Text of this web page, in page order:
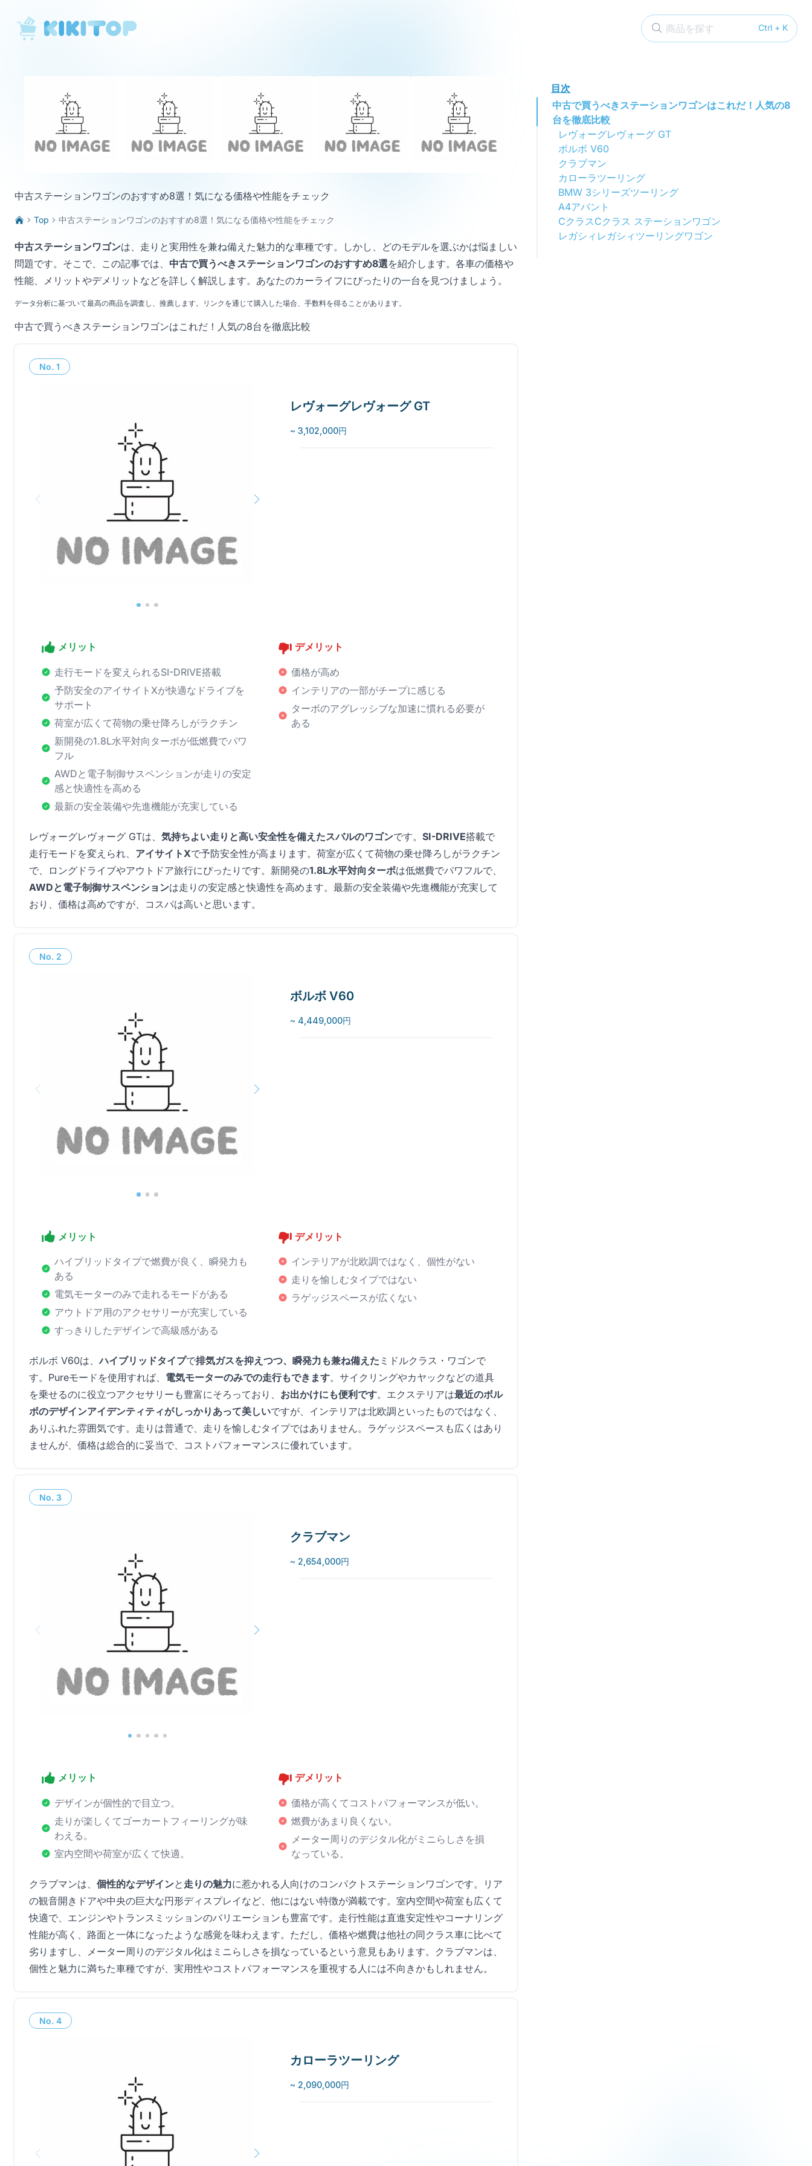
KikiTop Ctrl + K
商品を探す
中古ステーションワゴンのおすすめ8選！気になる価格や性能をチェック
Top 中古ステーションワゴンのおすすめ8選！気になる価格や性能をチェック
中古ステーションワゴンは、走りと実用性を兼ね備えた魅力的な車種です。しかし、どのモデルを選ぶかは悩ましい
問題です。そこで、この記事では、 中古で買うべきステーションワゴンのおすすめ8選を紹介します。各車の価格や
性能、メリットやデメリットなどを詳しく解説します。あなたのカーライフにぴったりの一台を見つけましょう。
データ分析に基づいて最高の商品を調査し、推薦します。リンクを通じて購入した場合、手数料を得ることがあります。
中古で買うべきステーションワゴンはこれだ！人気の8台を徹底比較
No. 1
レヴォーグレヴォーグ GT
~ 3,102,000円
メリット
走行モードを変えられるSI-DRIVE搭載
予防安全のアイサイトXが快適なドライブを
サポート
荷室が広くて荷物の乗せ降ろしがラクチン
新開発の1.8L水平対向ターボが低燃費でパワ
フル
AWDと電子制御サスペンションが走りの安定
感と快適性を高める
最新の安全装備や先進機能が充実している
デメリット
価格が高め
インテリアの一部がチープに感じる
ターボのアグレッシブな加速に慣れる必要が
ある
レヴォーグレヴォーグ GTは、 気持ちよい走りと高い安全性を備えたスバルのワゴンです。 SI-DRIVE搭載で
走行モードを変えられ、 アイサイトXで予防安全性が高まります。荷室が広くて荷物の乗せ降ろしがラクチン
で、ロングドライブやアウトドア旅行にぴったりです。新開発の1.8L水平対向ターボは低燃費でパワフルで、
AWDと電子制御サスペンションは走りの安定感と快適性を高めます。最新の安全装備や先進機能が充実して
おり、価格は高めですが、コスパは高いと思います。
No. 2
ボルボ V60
~ 4,449,000円
メリット
ハイブリッドタイプで燃費が良く、瞬発力も
ある
電気モーターのみで走れるモードがある
アウトドア用のアクセサリーが充実している
すっきりしたデザインで高級感がある
デメリット
インテリアが北欧調ではなく、個性がない
走りを愉しむタイプではない
ラゲッジスペースが広くない
ボルボ V60は、ハイブリッドタイプで排気ガスを抑えつつ、瞬発力も兼ね備えた ミドルクラス・ワゴンで
す。Pureモードを使用すれば、 電気モーターのみでの走行もできます。サイクリングやカヤックなどの道具
を乗せるのに役立つアクセサリーも豊富にそろっており、 お出かけにも便利です。エクステリアは最近のボル
ボのデザインアイデンティティがしっかりあって美しいですが、インテリアは北欧調といったものではなく、
ありふれた雰囲気です。走りは普通で、走りを愉しむタイプではありません。ラゲッジスペースも広くはあり
ませんが、価格は総合的に妥当で、コストパフォーマンスに優れています。
No. 3
クラブマン
~ 2,654,000円
メリット
デザインが個性的で目立つ。
走りが楽しくてゴーカートフィーリングが味
わえる。
室内空間や荷室が広くて快適。
デメリット
価格が高くてコストパフォーマンスが低い。
燃費があまり良くない。
メーター周りのデジタル化がミニらしさを損
なっている。
クラブマンは、 個性的なデザインと 走りの魅力に惹かれる人向けのコンパクトステーションワゴンです。リア
の観音開きドアや中央の巨大な円形ディスプレイなど、他にはない特徴が満載です。室内空間や荷室も広くて
快適で、エンジンやトランスミッションのバリエーションも豊富です。走行性能は直進安定性やコーナリング
性能が高く、路面と一体になったような感覚を味わえます。ただし、価格や燃費は他社の同クラス車に比べて
劣りますし、メーター周りのデジタル化はミニらしさを損なっているという意見もあります。クラブマンは、
個性と魅力に満ちた車種ですが、実用性やコストパフォーマンスを重視する人には不向きかもしれません。
No. 4
カローラツーリング
~ 2,090,000円
目次
中古で買うべきステーションワゴンはこれだ！人気の8
台を徹底比較
レヴォーグレヴォーグ GT
ボルボ V60
クラブマン
カローラツーリング
BMW 3シリーズツーリング
A4アバント
CクラスCクラス ステーションワゴン
レガシィレガシィツーリングワゴン